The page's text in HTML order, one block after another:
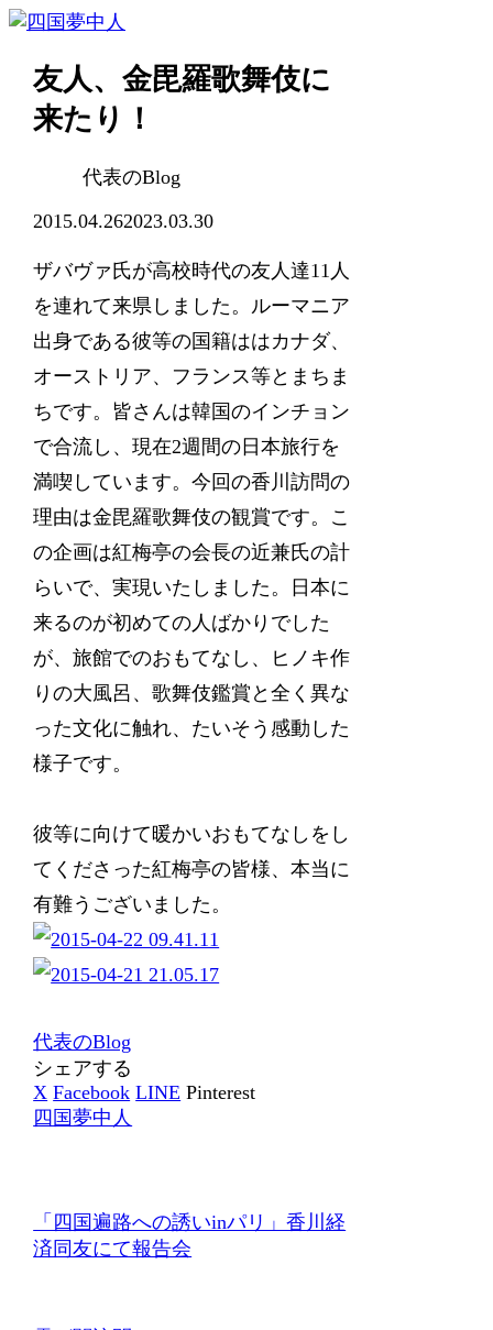
友人、金毘羅歌舞伎に
来たり！
代表のBlog
2015.04.262023.03.30
ザバヴァ氏が高校時代の友人達11人
を連れて来県しました。ルーマニア
出身である彼等の国籍ははカナダ、
オーストリア、フランス等とまちま
ちです。皆さんは韓国のインチョン
で合流し、現在2週間の日本旅行を
満喫しています。今回の香川訪問の
理由は金毘羅歌舞伎の観賞です。こ
の企画は紅梅亭の会長の近兼氏の計
らいで、実現いたしました。日本に
来るのが初めての人ばかりでした
が、旅館でのおもてなし、ヒノキ作
りの大風呂、歌舞伎鑑賞と全く異な
った文化に触れ、たいそう感動した
様子です。
彼等に向けて暖かいおもてなしをし
てくださった紅梅亭の皆様、本当に
有難うございました。
代表のBlog
シェアする
X Facebook LINE Pinterest
四国夢中人
「四国遍路への誘いinパリ」香川経
済同友にて報告会